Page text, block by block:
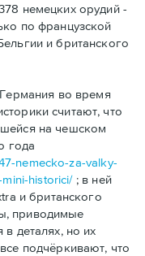
немецких орудий -
по французской
и британского
во время
считают, что
на чешском
года
nemecko-za-valky-
historici/; в ней
и британского
привoдимые
в деталях, но их
подчёркивают, что